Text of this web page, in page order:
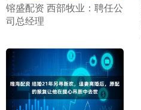
​镕盛配资 西部牧业：聘任公
司总经理